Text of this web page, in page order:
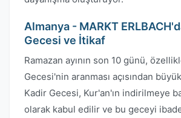
Almanya - MARKT
Gecesi ve İtikaf
Ramazan ayının son 10 günü,
Gecesi'nin aranması açısından
Kadir Gecesi, Kur'an'ın indirilmeye
olarak kabul edilir ve bu geceyi